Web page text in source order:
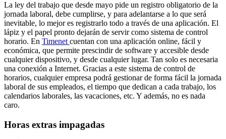
La ley del trabajo que desde mayo pide un registro obligatorio de la
jornada laboral, debe cumplirse, y para adelantarse a lo que será
inevitable, lo mejor es registrarlo todo a través de una aplicación. El
lápiz y el papel pronto dejarán de servir como sistema de control
horario. En Timenetcuentan con una aplicación online, fácil y
económica, que permite prescindir de software y accesible desde
cualquier dispositivo, y desde cualquier lugar. Tan solo es necesaria
una conexión a Internet. Gracias a este sistema de control de
horarios, cualquier empresa podrá gestionar de forma fácil la jornada
laboral de sus empleados, el tiempo que dedican a cada trabajo, los
calendarios laborales, las vacaciones, etc. Y además, no es nada
caro.
Horas extras impagadas